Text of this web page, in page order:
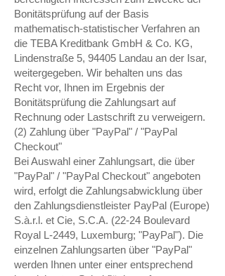
Bonitätsprüfung auf der Basis
mathematisch-statistischer Verfahren an
die TEBA Kreditbank GmbH & Co. KG,
Lindenstraße 5, 94405 Landau an der Isar,
weitergegeben. Wir behalten uns das
Recht vor, Ihnen im Ergebnis der
Bonitätsprüfung die Zahlungsart auf
Rechnung oder Lastschrift zu verweigern.
(2) Zahlung über "PayPal" / "PayPal
Checkout"
Bei Auswahl einer Zahlungsart, die über
"PayPal" / "PayPal Checkout" angeboten
wird, erfolgt die Zahlungsabwicklung über
den Zahlungsdienstleister PayPal (Europe)
S.à.r.l. et Cie, S.C.A. (22-24 Boulevard
Royal L-2449, Luxemburg; "PayPal"). Die
einzelnen Zahlungsarten über "PayPal"
werden Ihnen unter einer entsprechend